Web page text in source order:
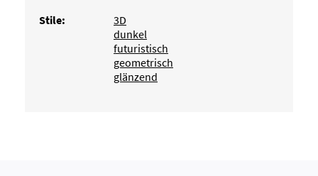
Stile:
3D
dunkel
futuristisch
geometrisch
glänzend